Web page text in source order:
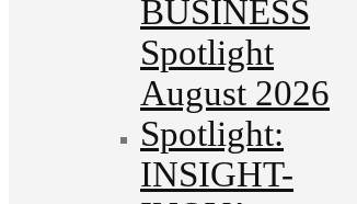
BUSINESS
Spotlight
August 2026
Spotlight:
INSIGHT-